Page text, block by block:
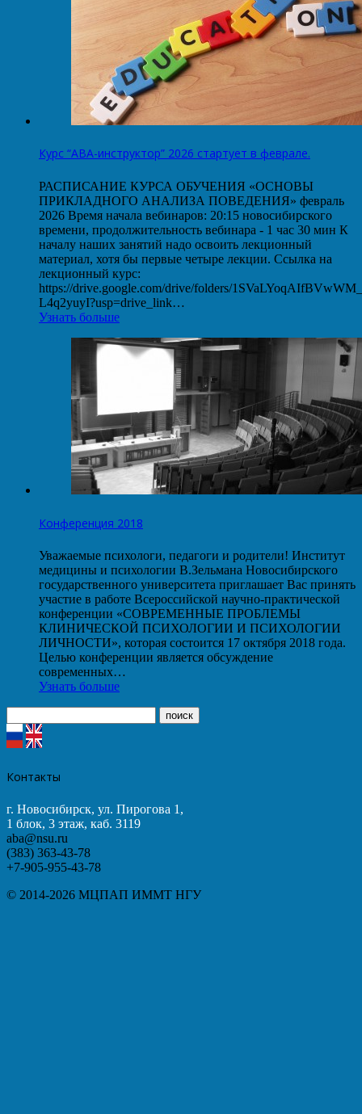
Курс “АВА-инструктор” 2026 стартует в феврале.
РАСПИСАНИЕ КУРСА ОБУЧЕНИЯ «ОСНОВЫ
ПРИКЛАДНОГО АНАЛИЗА ПОВЕДЕНИЯ» февраль
2026 Время начала вебинаров: 20:15 новосибирского
времени, продолжительность вебинара - 1 час 30 мин К
началу наших занятий надо освоить лекционный
материал, хотя бы первые четыре лекции. Ссылка на
лекционный курс:
https://drive.google.com/drive/folders/
L4q2yuyI?usp=drive_link…
Узнать больше
Конференция 2018
Уважаемые психологи, педагоги и родители! Институт
медицины и психологии В.Зельмана Новосибирского
государственного университета приглашает Вас принять
участие в работе Всероссийской научно-практической
конференции «СОВРЕМЕННЫЕ ПРОБЛЕМЫ
КЛИНИЧЕСКОЙ ПСИХОЛОГИИ И ПСИХОЛОГИИ
ЛИЧНОСТИ», которая состоится 17 октября 2018 года.
Целью конференции является обсуждение
современных…
Узнать больше
Контакты
г. Новосибирск, ул. Пирогова 1,
1 блок, 3 этаж, каб. 3119
aba@nsu.ru
(383) 363-43-78
+7-905-955-43-78
© 2014-2026 МЦПАП ИММТ НГУ